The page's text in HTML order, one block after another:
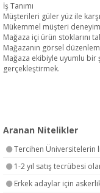
İş Tanımı
Müşterileri güler yüz ile
Mükemmel müşteri
Mağaza içi ürün stoklarını
Mağazanın görsel
Mağaza ekibiyle uyumlu bir
gerçekleştirmek.
Aranan Nitelikler
Tercihen Üniversitelerin
1-2 yıl satış tecrübesi
Erkek adaylar için